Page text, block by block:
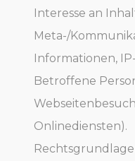
Interesse an
Meta-/
Informationen,
Betroffene
Onlinediensten).